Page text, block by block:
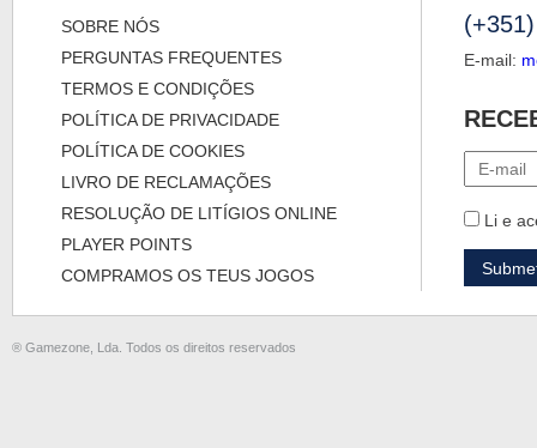
SOBRE NÓS
PERGUNTAS FREQUENTES
TERMOS E CONDIÇÕES
POLÍTICA DE PRIVACIDADE
POLÍTICA DE COOKIES
LIVRO DE RECLAMAÇÕES
RESOLUÇÃO DE LITÍGIOS ONLINE
PLAYER POINTS
COMPRAMOS OS TEUS JOGOS
E-mail:
Li e
® Gamezone, Lda. Todos os direitos reservados